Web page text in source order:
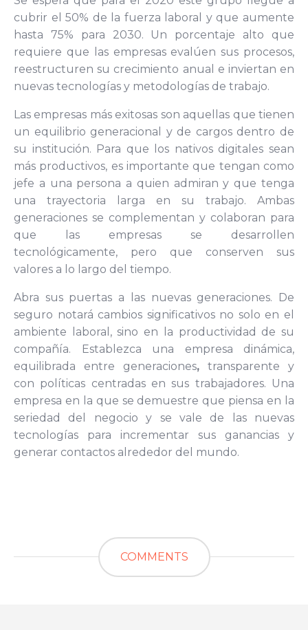
cubrir el 50% de la fuerza laboral y que aumente
hasta 75% para 2030. Un porcentaje alto que
requiere que las empresas evalúen sus procesos,
reestructuren su crecimiento anual e inviertan en
nuevas tecnologías y metodologías de trabajo.
Las empresas más exitosas son aquellas que tienen
un equilibrio generacional y de cargos dentro de
su institución. Para que los nativos digitales sean
más productivos, es importante que tengan como
jefe a una persona a quien admiran y que tenga
una trayectoria larga en su trabajo. Ambas
generaciones se complementan y colaboran para
que las empresas se desarrollen
tecnológicamente, pero que conserven sus
valores a lo largo del tiempo.
Abra sus puertas a las nuevas generaciones. De
seguro notará cambios significativos no solo en el
ambiente laboral, sino en la productividad de su
compañía. Establezca una empresa dinámica,
equilibrada entre generaciones, transparente y
con políticas centradas en sus trabajadores. Una
empresa en la que se demuestre que piensa en la
seriedad del negocio y se vale de las nuevas
tecnologías para incrementar sus ganancias y
generar contactos alrededor del mundo.
COMMENTS